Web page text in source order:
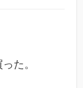
た。